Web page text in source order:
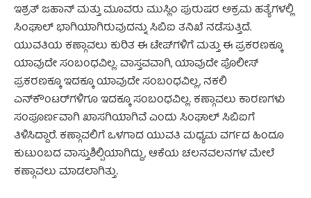
ಇಶ್ರತ್ ಜಹಾನ್ ಮತ್ತು ಮೂವರು ಮುಸ್ಲಿಂ ಪುರುಷರ ಅಕ್ರಮ ಹತ್ಯೆಗಳಲ್ಲಿ
ಸಿಂಘಾಲ್ ಭಾಗಿಯಾಗಿರುವುದನ್ನು ಸಿಬಿಐ ತನಿಖೆ ನಡೆಸುತ್ತಿದೆ.
ಯುವತಿಯ ಕಣ್ಗಾವಲು ಕುರಿತ ಈ ಟೇಪ್‌ಗಳಿಗೆ ಮತ್ತು ಈ ಪ್ರಕರಣಕ್ಕೂ
ಯಾವುದೇ ಸಂಬಂಧವಿಲ್ಲ. ವಾಸ್ತವವಾಗಿ, ಯಾವುದೇ ಪೊಲೀಸ್
ಪ್ರಕರಣಕ್ಕೂ ಇದಕ್ಕೂ ಯಾವುದೇ ಸಂಬಂಧವಿಲ್ಲ, ನಕಲಿ
ಎನ್‌ಕೌಂಟರ್‌ಗಳಿಗೂ ಇದಕ್ಕೂ ಸಂಬಂಧವಿಲ್ಲ. ಕಣ್ಗಾವಲು ಕಾರಣಗಳು
ಸಂಪೂರ್ಣವಾಗಿ ಖಾಸಗಿಯಾಗಿವೆ ಎಂದು ಸಿಂಘಾಲ್ ಸಿಬಿಐಗೆ
ತಿಳಿಸಿದ್ದಾರೆ. ಕಣ್ಗಾವಲಿಗೆ ಒಳಗಾದ ಯುವತಿ ಮಧ್ಯಮ ವರ್ಗದ ಹಿಂದೂ
ಕುಟುಂಬದ ವಾಸ್ತುಶಿಲ್ಪಿಯಾಗಿದ್ದು, ಆಕೆಯ ಚಲನವಲನಗಳ ಮೇಲೆ
ಕಣ್ಗಾವಲು ಮಾಡಲಾಗಿತ್ತು.